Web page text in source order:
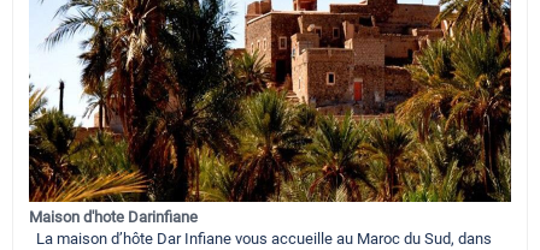
Maison d'hote Darinfiane
La maison d’hôte Dar Infiane vous accueille au Maroc du Sud, dans